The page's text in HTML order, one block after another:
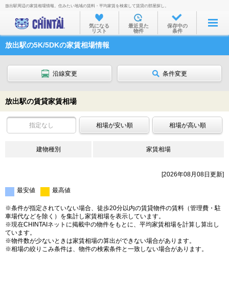
お部屋を探す
沿線・駅から
不動産会社から
放出駅周辺の家賃相場情報。住みたい地域の賃料・平均家賃を検索して賃貸の部屋探し。
気になる
リスト
最近見た
物件
保存中の
条件
放出駅の5K/5DKの家賃相場情報
沿線変更 条件変更
放出駅の賃貸家賃相場
指定なし 相場が安い順 相場が高い順
建物種別 家賃相場
[2026年08月08日更新]
最安値 最高値
※条件が指定されていない場合、徒歩20分以内の賃貸物件の賃料（管理費・駐
車場代などを除く）を集計し家賃相場を表示しています。
※現在CHINTAIネットに掲載中の物件をもとに、平均家賃相場を計算し算出し
ています。
※物件数が少ないときは家賃相場の算出ができない場合があります。
※相場の絞りこみ条件は、物件の検索条件と一致しない場合があります。